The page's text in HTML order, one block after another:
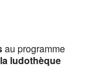
au programme
ludothèque